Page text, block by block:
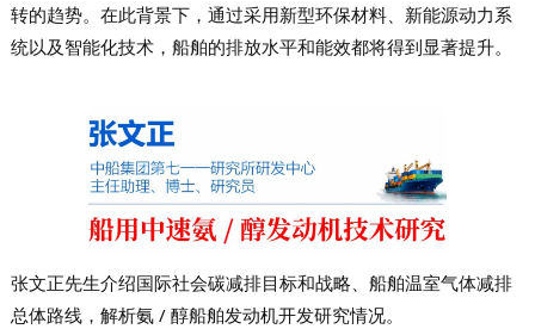
转的趋势。在此背景下，通过采用新型环保材料、新能源动力系
统以及智能化技术，船舶的排放水平和能效都将得到显著提升。
张文正先生介绍国际社会碳减排目标和战略、船舶温室气体减排
总体路线，解析氨 / 醇船舶发动机开发研究情况。